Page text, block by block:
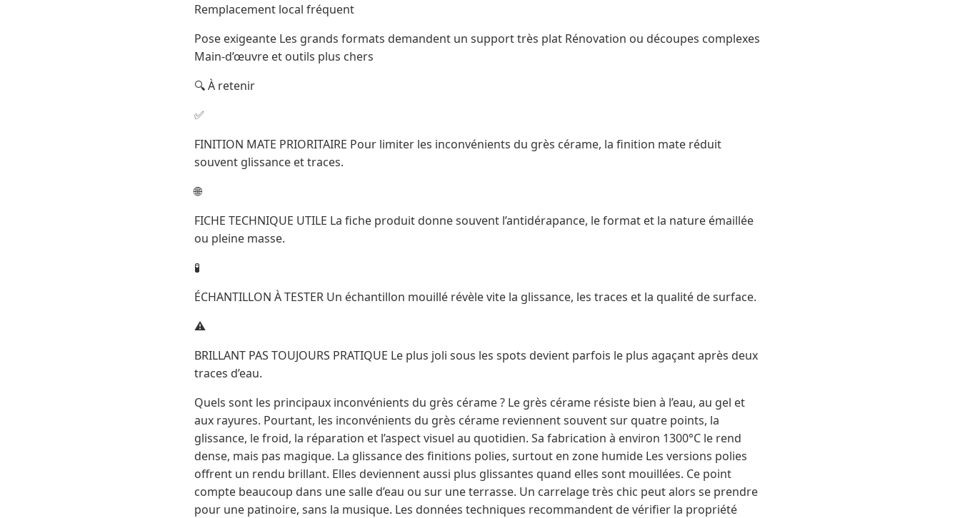
Remplacement local fréquent
Pose exigeante Les grands formats demandent un support très plat Rénovation ou découpes complexes
Main-d’œuvre et outils plus chers
🔍 À retenir
✅
FINITION MATE PRIORITAIRE Pour limiter les inconvénients du grès cérame, la finition mate réduit
souvent glissance et traces.
🌐
FICHE TECHNIQUE UTILE La fiche produit donne souvent l’antidérapance, le format et la nature émaillée
ou pleine masse.
🧪
ÉCHANTILLON À TESTER Un échantillon mouillé révèle vite la glissance, les traces et la qualité de surface.
⚠️
BRILLANT PAS TOUJOURS PRATIQUE Le plus joli sous les spots devient parfois le plus agaçant après deux
traces d’eau.
Quels sont les principaux inconvénients du grès cérame ? Le grès cérame résiste bien à l’eau, au gel et
aux rayures. Pourtant, les inconvénients du grès cérame reviennent souvent sur quatre points, la
glissance, le froid, la réparation et l’aspect visuel au quotidien. Sa fabrication à environ 1300°C le rend
dense, mais pas magique. La glissance des finitions polies, surtout en zone humide Les versions polies
offrent un rendu brillant. Elles deviennent aussi plus glissantes quand elles sont mouillées. Ce point
compte beaucoup dans une salle d’eau ou sur une terrasse. Un carrelage très chic peut alors se prendre
pour une patinoire, sans la musique. Les données techniques recommandent de vérifier la propriété